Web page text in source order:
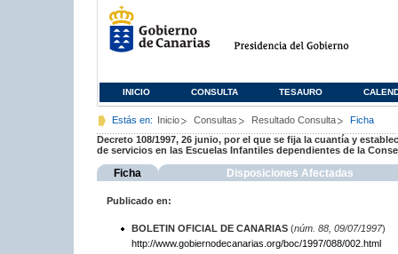
INICIO CONSULTA TESAURO
Estás en: Inicio Consultas Resultado Consulta
Ficha
Decreto 108/1997, 26 junio, por el que se fija la cuantía y
de servicios en las Escuelas Infantiles dependientes de la
Ficha Disposiciones Afectadas
Publicado en:
BOLETIN OFICIAL DE CANARIAS(núm. 88, 09/07/1997)
http://www.gobiernodecanarias.org/boc/1997/088/002.html